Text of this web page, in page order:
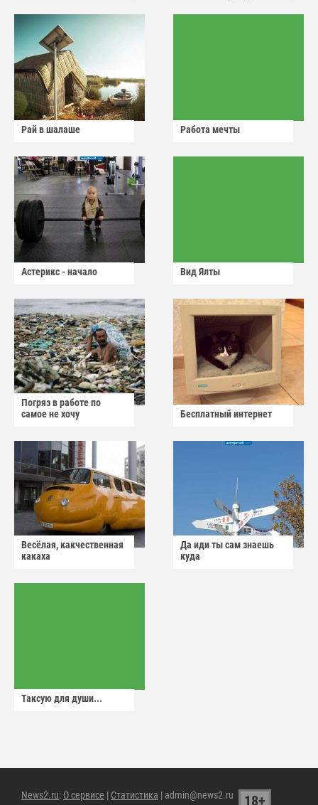
Рай в шалаше Работа мечты
Астерикс - начало Вид Ялты
Погряз в работе по
самое не хочу
Бесплатный интернет
Весёлая, какчественная
какаха
Да иди ты сам знаешь
куда
Таксую для души...
News2.ru: О сервисе | Статистика | admin@news2.ru 18+